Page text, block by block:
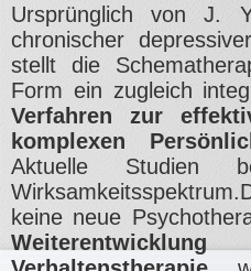
Ursprünglich von J.
chronischer
stellt die
Form ein zugleich
Verfahren zur
komplexen
Aktuelle Studien
keine neue